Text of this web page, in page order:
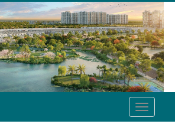
Toggle